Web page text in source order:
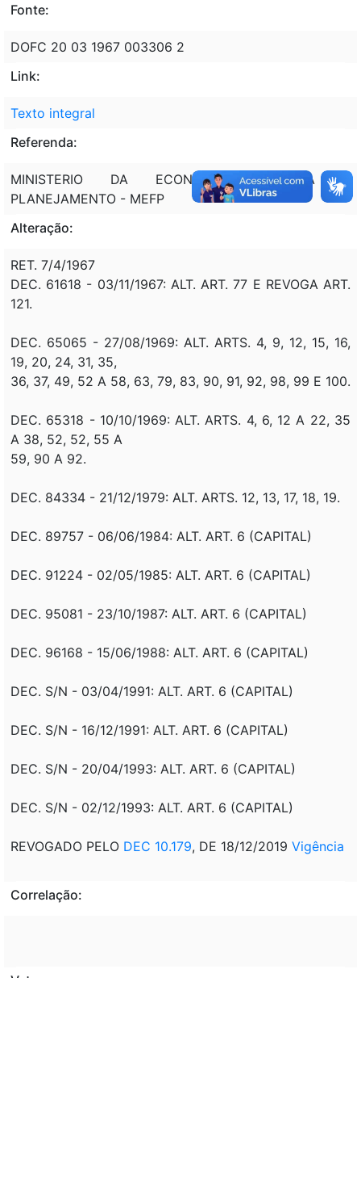
Fonte:
DOFC 20 03 1967 003306 2
Link:
Texto integral
Referenda:
MINISTERIO DA ECONOMIA; FAZENDA E
PLANEJAMENTO - MEFP
Alteração:
RET. 7/4/1967
DEC. 61618 - 03/11/1967: ALT. ART. 77 E REVOGA ART.
121.
DEC. 65065 - 27/08/1969: ALT. ARTS. 4, 9, 12, 15, 16,
19, 20, 24, 31, 35,
36, 37, 49, 52 A 58, 63, 79, 83, 90, 91, 92, 98, 99 E 100.
DEC. 65318 - 10/10/1969: ALT. ARTS. 4, 6, 12 A 22, 35
A 38, 52, 52, 55 A
59, 90 A 92.
DEC. 84334 - 21/12/1979: ALT. ARTS. 12, 13, 17, 18, 19.
DEC. 89757 - 06/06/1984: ALT. ART. 6 (CAPITAL)
DEC. 91224 - 02/05/1985: ALT. ART. 6 (CAPITAL)
DEC. 95081 - 23/10/1987: ALT. ART. 6 (CAPITAL)
DEC. 96168 - 15/06/1988: ALT. ART. 6 (CAPITAL)
DEC. S/N - 03/04/1991: ALT. ART. 6 (CAPITAL)
DEC. S/N - 16/12/1991: ALT. ART. 6 (CAPITAL)
DEC. S/N - 20/04/1993: ALT. ART. 6 (CAPITAL)
DEC. S/N - 02/12/1993: ALT. ART. 6 (CAPITAL)
REVOGADO PELO DEC 10.179, DE 18/12/2019 Vigência
Correlação:
Veto: